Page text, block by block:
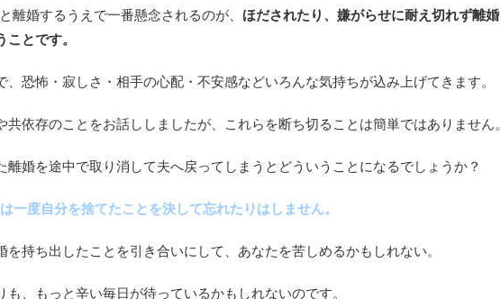
離婚するうえで一番懸念されるのが、 ほだされたり、嫌がらせに耐え切れず離婚
とです。
、恐怖・寂しさ・相手の心配・不安感などいろんな気持ちが込み上げてきます。
共依存のことをお話ししましたが、これらを断ち切ることは簡単ではありません。
離婚を途中で取り消して夫へ戻ってしまうとどういうことになるでしょうか？
一度自分を捨てたことを決して忘れたりはしません。
を持ち出したことを引き合いにして、あなたを苦しめるかもしれない。
も、もっと辛い毎日が待っているかもしれないのです。